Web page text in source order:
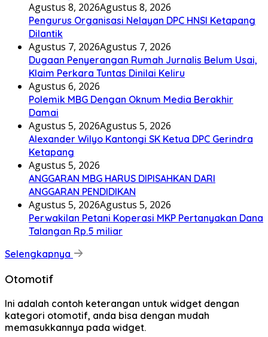
Agustus 8, 2026Agustus 8, 2026
Pengurus Organisasi Nelayan DPC HNSI Ketapang
Dilantik
Agustus 7, 2026Agustus 7, 2026
Dugaan Penyerangan Rumah Jurnalis Belum Usai,
Klaim Perkara Tuntas Dinilai Keliru
Agustus 6, 2026
Polemik MBG Dengan Oknum Media Berakhir
Damai
Agustus 5, 2026Agustus 5, 2026
Alexander Wilyo Kantongi SK Ketua DPC Gerindra
Ketapang
Agustus 5, 2026
ANGGARAN MBG HARUS DIPISAHKAN DARI
ANGGARAN PENDIDIKAN
Agustus 5, 2026Agustus 5, 2026
Perwakilan Petani Koperasi MKP Pertanyakan Dana
Talangan Rp.5 miliar
Selengkapnya
Otomotif
Ini adalah contoh keterangan untuk widget dengan
kategori otomotif, anda bisa dengan mudah
memasukkannya pada widget.